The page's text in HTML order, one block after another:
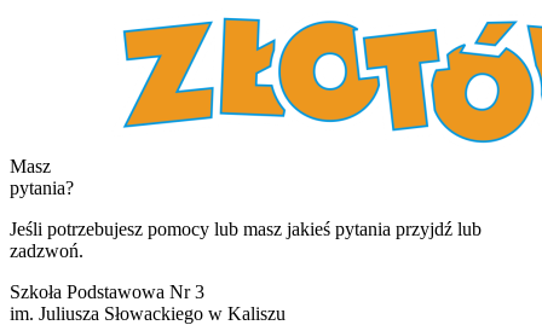
Masz
pytania?
Jeśli potrzebujesz pomocy lub masz jakieś pytania przyjdź lub
zadzwoń.
Szkoła Podstawowa Nr 3
im. Juliusza Słowackiego w Kaliszu